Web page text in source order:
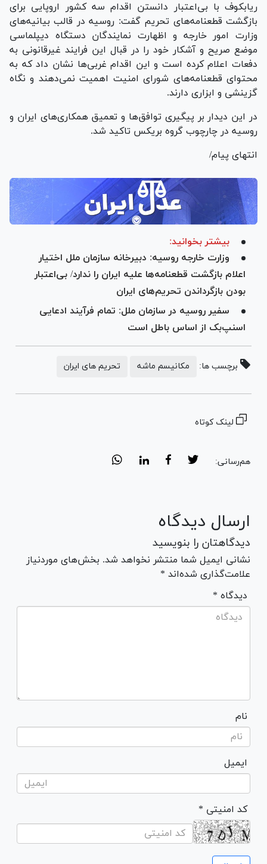
ریابکوف با بی‌اعتبار دانستن اقدام سه کشور اروپایی برای
بازگشت قطعنامه‌های تحریم گفت: روسیه در قالب بیانیه‌های
وزارت امور خارجه و اظهارت نمایندگان دستگاه دیپلماسی
موضع صریح و آشکار خود را در قبال این فرایند غیرقانونی به
دفعات اعلام کرده است و این اقدام غربی‌ها نشان داد که به
محتوای قطعنامه‌های شورای امنیت اهمیت نمی‌دهند و نگاه
گزینشی و ابزاری دارند.
در این دیدار بر پیگیری توافق‌ها و تعمیق همکاری‌های ایران و
روسیه در چارچوب گروه بریکس تاکید شد.
انتهای پیام/
بیشتر بخوانید:
وزارت خارجه روسیه: دبیرخانه سازمان ملل اختیار
اعلام بازگشت قطعنامه‌ها علیه ایران را ندارد/ بی‌اعتبار
بودن بازگرداندن تحریم‌های ایران
سفیر روسیه در سازمان ملل: تمام فرآیند ادعایی
اسنپ‌بک از اساس باطل است
برچسب ها: مکانیسم ماشه تحریم های ایران
لینک کوتاه
هم‌رسانی:
ارسال دیدگاه
دیدگاهتان را بنویسید
نشانی ایمیل شما منتشر نخواهد شد. بخش‌های موردنیاز
علامت‌گذاری شده‌اند *
* دیدگاه
نام
ایمیل
* کد امنیتی